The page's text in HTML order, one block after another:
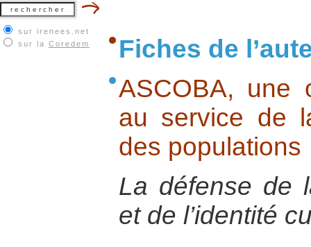
sur irenees.net
sur la Coredem
Fiches de
ASCOBA, une
au service de
des populations
La défense de
et de l’identité